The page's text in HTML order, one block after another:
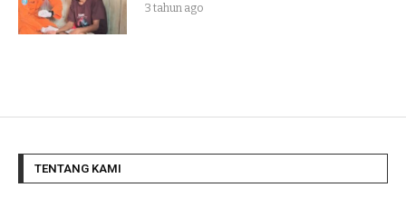
3 tahun ago
TENTANG KAMI